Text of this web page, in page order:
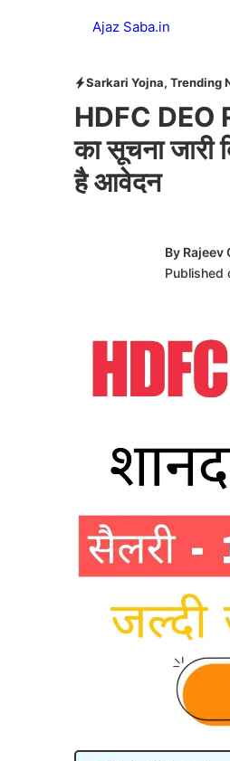
Ajaz Saba.in
Sarkari Yojna, Trending
HDFC DEO
का सूचना जारी
है आवेदन
By Rajeev
Published